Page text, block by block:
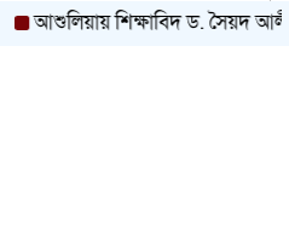
আশুলিয়ায় শিক্ষাবিদ ড. সৈয়দ আলী